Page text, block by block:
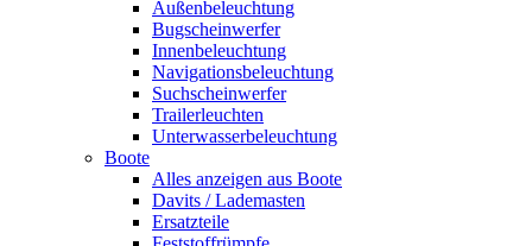
Außenbeleuchtung
Bugscheinwerfer
Innenbeleuchtung
Navigationsbeleuchtung
Suchscheinwerfer
Trailerleuchten
Unterwasserbeleuchtung
Boote
Alles anzeigen aus Boote
Davits / Lademasten
Ersatzteile